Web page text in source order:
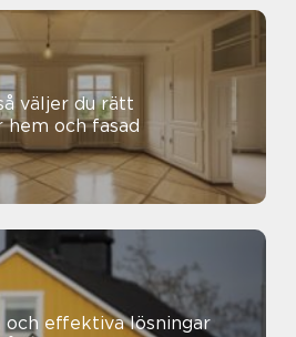
och fasad
och effektiva lösningar